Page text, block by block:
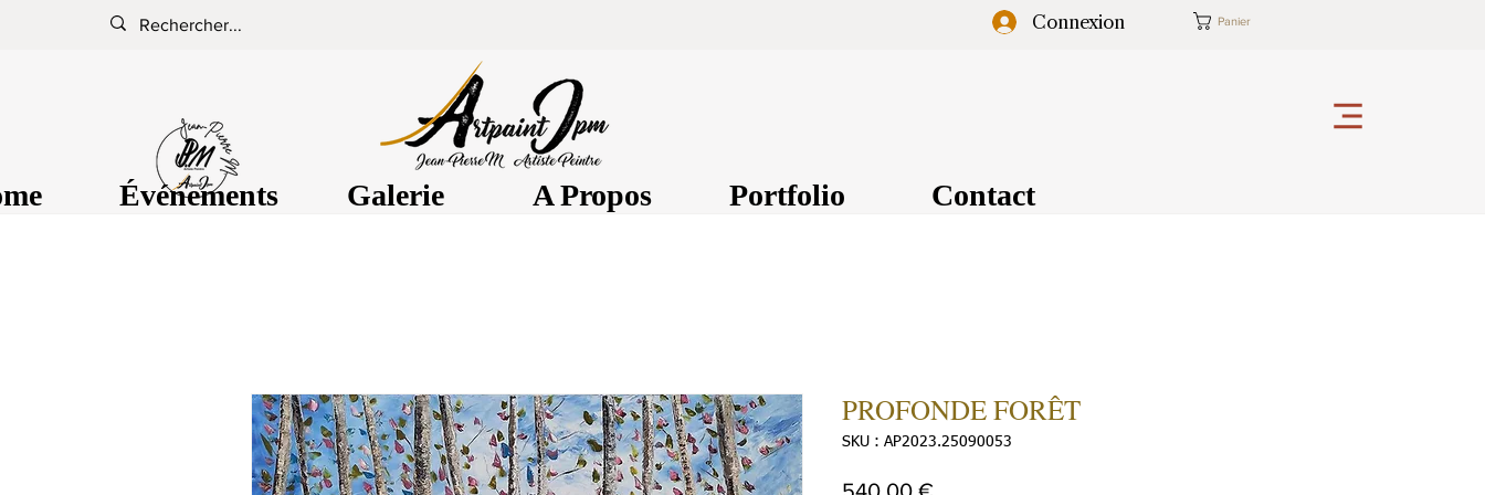
Connexion Panier
Événements Galerie A Propos Portfolio Contact
PROFONDE FORÊT
SKU : AP2023.25090053
Prix